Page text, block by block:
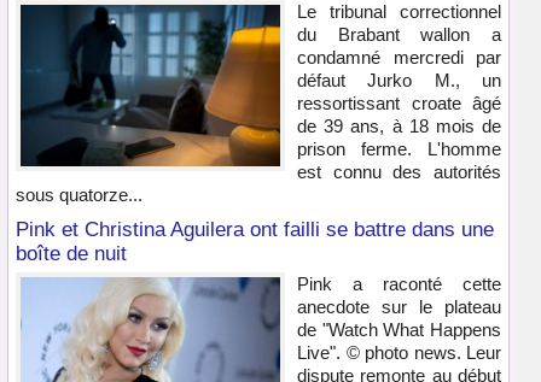
Le tribunal correctionnel
du Brabant wallon a
condamné mercredi par
défaut Jurko M., un
ressortissant croate âgé
de 39 ans, à 18 mois de
prison ferme. L'homme
est connu des autorités
sous quatorze...
Pink et Christina Aguilera ont failli se battre dans une
boîte de nuit
Pink a raconté cette
anecdote sur le plateau
de "Watch What Happens
Live". © photo news. Leur
dispute remonte au début